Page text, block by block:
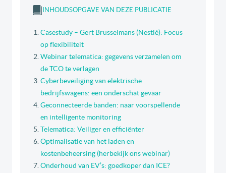
INHOUDSOPGAVE VAN DEZE PUBLICATIE
Casestudy – Gert Brusselmans (Nestlé): Focus
op flexibiliteit
Webinar telematica: gegevens verzamelen om
de TCO te verlagen
Cyberbeveiliging van elektrische
bedrijfswagens: een onderschat gevaar
Geconnecteerde banden: naar voorspellende
en intelligente monitoring
Telematica: Veiliger en efficiënter
Optimalisatie van het laden en
kostenbeheersing (herbekijk ons webinar)
Onderhoud van EV’s: goedkoper dan ICE?